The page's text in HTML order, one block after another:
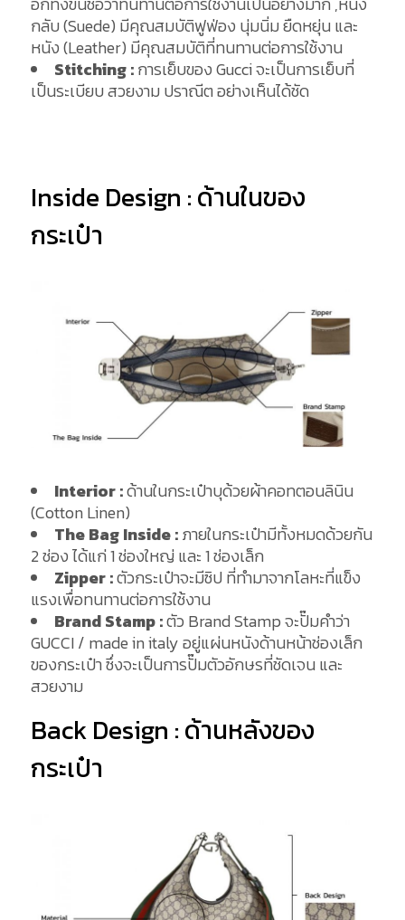
กลับ (Suede) มีคุณสมบัติฟูฟ่อง นุ่มนิ่ม ยืดหยุ่น และ
หนัง (Leather) มีคุณสมบัติที่ทนทานต่อการใช้งาน
Stitching :การเย็บของ Gucci จะเป็นการเย็บที่
เป็นระเบียบ สวยงาม ปราณีต อย่างเห็นได้ชัด
Inside Design : ด้านในของ
กระเป๋า
Interior :ด้านในกระเป๋าบุด้วยผ้าคอทตอนลินิน
(Cotton Linen)
The Bag Inside :ภายในกระเป๋ามีทั้งหมดด้วยกัน
2 ช่อง ได้แก่ 1 ช่องใหญ่ และ 1 ช่องเล็ก
Zipper :ตัวกระเป๋าจะมีซิป ที่ทำมาจากโลหะที่แข็ง
แรงเพื่อทนทานต่อการใช้งาน
Brand Stamp :ตัว Brand Stamp จะปั๊มคำว่า
GUCCI / made in italy อยู่แผ่นหนังด้านหน้าช่องเล็ก
ของกระเป๋า ซึ่งจะเป็นการปั๊มตัวอักษรที่ชัดเจน และ
สวยงาม
Back Design : ด้านหลังของ
กระเป๋า